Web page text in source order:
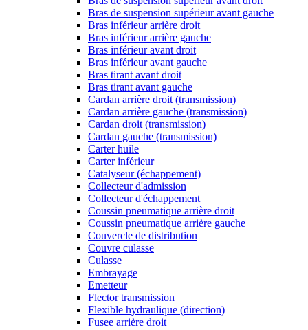
Bras de suspension supérieur avant gauche
Bras inférieur arrière droit
Bras inférieur arrière gauche
Bras inférieur avant droit
Bras inférieur avant gauche
Bras tirant avant droit
Bras tirant avant gauche
Cardan arrière droit (transmission)
Cardan arrière gauche (transmission)
Cardan droit (transmission)
Cardan gauche (transmission)
Carter huile
Carter inférieur
Catalyseur (échappement)
Collecteur d'admission
Collecteur d'échappement
Coussin pneumatique arrière droit
Coussin pneumatique arrière gauche
Couvercle de distribution
Couvre culasse
Culasse
Embrayage
Emetteur
Flector transmission
Flexible hydraulique (direction)
Fusee arrière droit